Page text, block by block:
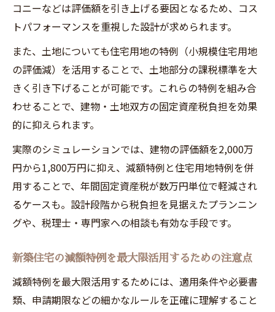
コニーなどは評価額を引き上げる要因となるため、コス
トパフォーマンスを重視した設計が求められます。
また、土地についても住宅用地の特例（小規模住宅用地
の評価減）を活用することで、土地部分の課税標準を大
きく引き下げることが可能です。これらの特例を組み合
わせることで、建物・土地双方の固定資産税負担を効果
的に抑えられます。
実際のシミュレーションでは、建物の評価額を2,000万
円から1,800万円に抑え、減額特例と住宅用地特例を併
用することで、年間固定資産税が数万円単位で軽減され
るケースも。設計段階から税負担を見据えたプランニン
グや、税理士・専門家への相談も有効な手段です。
新築住宅の減額特例を最大限活用するための注意点
減額特例を最大限活用するためには、適用条件や必要書
類、申請期限などの細かなルールを正確に理解すること